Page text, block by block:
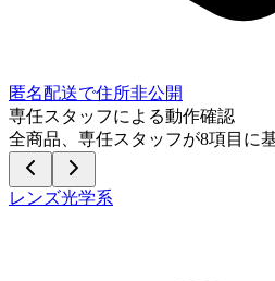
匿名配送で住所非公開
専任スタッフによる動作確認
全商品、専任スタッフが8項目に
レンズ光学系